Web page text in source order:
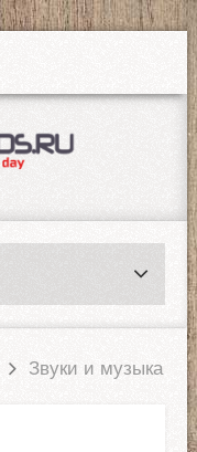
Звуки и музыка